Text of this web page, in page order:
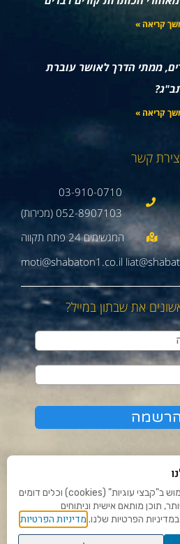
קריאה »
ממתי הדרך לאושר עוברת
קריאה »
קשר
03-910-0710
052-8907103 (מכירות)
moti@shabaton1.co.il
את שבתון במייל?
ומדיניות פרטיות
פנו אלינו
לידיעתכם, באתר זה נעשה שימוש ב"קבצי עוגיות" (cookies) וכלים דומים
תוכן מותאם אישית וניתוחים
הפרטיות שלנו. מדיניות הפרטיות